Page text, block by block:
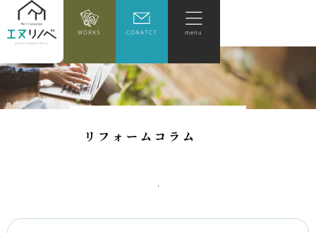
WORKS CONATCT menu
リ フ ォ ー ム コ ラ ム